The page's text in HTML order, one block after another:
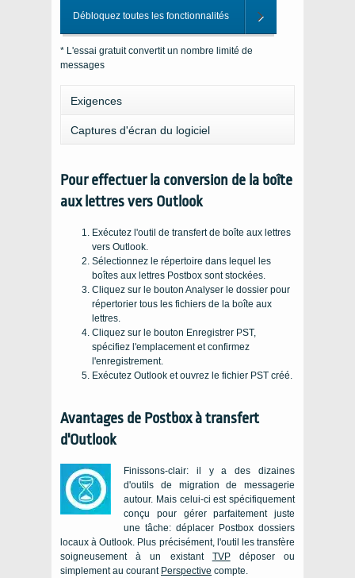
Débloquez toutes les fonctionnalités
* L'essai gratuit convertit un nombre limité de
messages
Exigences
Captures d'écran du logiciel
Pour effectuer la conversion de la boîte
aux lettres vers Outlook
Exécutez l'outil de transfert de boîte aux lettres
vers Outlook.
Sélectionnez le répertoire dans lequel les
boîtes aux lettres Postbox sont stockées.
Cliquez sur le bouton Analyser le dossier pour
répertorier tous les fichiers de la boîte aux
lettres.
Cliquez sur le bouton Enregistrer PST,
spécifiez l'emplacement et confirmez
l'enregistrement.
Exécutez Outlook et ouvrez le fichier PST créé.
Avantages de Postbox à transfert
d'Outlook
Finissons-clair: il y a des dizaines
d'outils de migration de messagerie
autour. Mais celui-ci est spécifiquement
conçu pour gérer parfaitement juste
une tâche: déplacer Postbox dossiers
locaux à Outlook. Plus précisément, l'outil les transfère
soigneusement à un existant TVPdéposer ou
simplement au courant Perspective compte.